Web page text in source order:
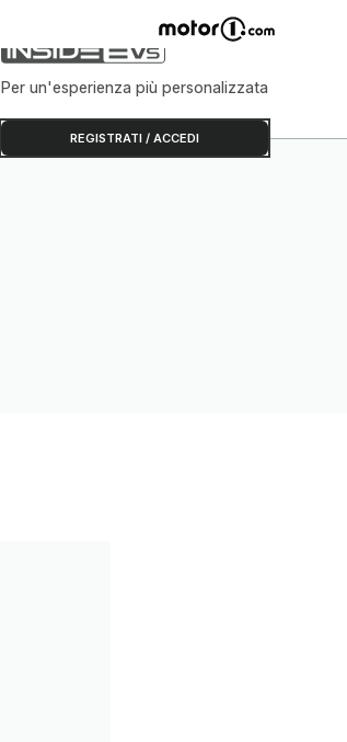
Per un'esperienza più personalizzata
REGISTRATI / ACCEDI